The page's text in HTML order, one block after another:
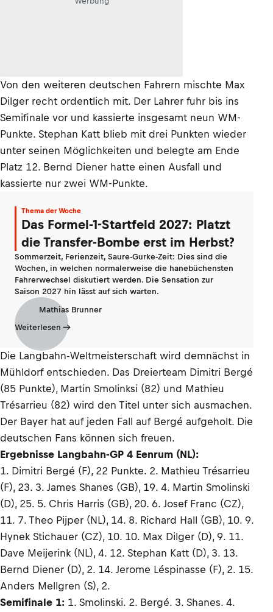
Von den weiteren deutschen Fahrern mischte Max
Dilger recht ordentlich mit. Der Lahrer fuhr bis ins
Semifinale vor und kassierte insgesamt neun WM-
Punkte. Stephan Katt blieb mit drei Punkten wieder
unter seinen Möglichkeiten und belegte am Ende
Platz 12. Bernd Diener hatte einen Ausfall und
kassierte nur zwei WM-Punkte.
Thema der Woche
Das Formel-1-Startfeld 2027: Platzt
die Transfer-Bombe erst im Herbst?
Sommerzeit, Ferienzeit, Saure-Gurke-Zeit: Dies sind die
Wochen, in welchen normalerweise die hanebüchensten
Fahrerwechsel diskutiert werden. Die Sensation zur
Saison 2027 hin lässt auf sich warten.
Mathias Brunner
Weiterlesen
Die Langbahn-Weltmeisterschaft wird demnächst in
Mühldorf entschieden. Das Dreierteam Dimitri Bergé
(85 Punkte), Martin Smolinksi (82) und Mathieu
Trésarrieu (82) wird den Titel unter sich ausmachen.
Der Bayer hat auf jeden Fall auf Bergé aufgeholt. Die
deutschen Fans können sich freuen.
Ergebnisse Langbahn-GP 4 Eenrum (NL):
1. Dimitri Bergé (F), 22 Punkte. 2. Mathieu Trésarrieu
(F), 23. 3. James Shanes (GB), 19. 4. Martin Smolinski
(D), 25. 5. Chris Harris (GB), 20. 6. Josef Franc (CZ),
11. 7. Theo Pijper (NL), 14. 8. Richard Hall (GB), 10. 9.
Hynek Stichauer (CZ), 10. 10. Max Dilger (D), 9. 11.
Dave Meijerink (NL), 4. 12. Stephan Katt (D), 3. 13.
Bernd Diener (D), 2. 14. Jerome Léspinasse (F), 2. 15.
Anders Mellgren (S), 2.
Semifinale 1: 1. Smolinski. 2. Bergé. 3. Shanes. 4.